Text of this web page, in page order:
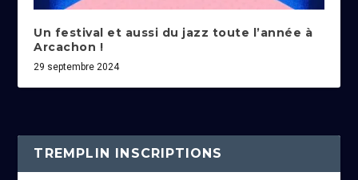
Un festival et aussi du jazz toute l’année à
Arcachon !
29 septembre 2024
TREMPLIN INSCRIPTIONS